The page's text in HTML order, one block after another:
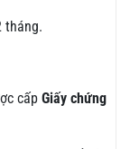
tháng.
cấp Giấy chứng